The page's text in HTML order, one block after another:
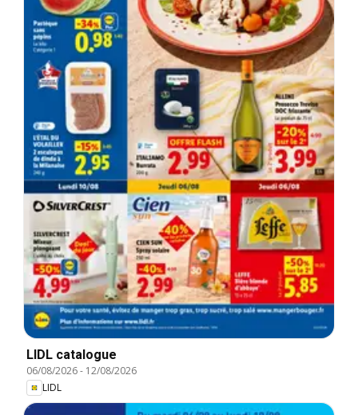
LIDL catalogue
06/08/2026- 12/08/2026
LIDL